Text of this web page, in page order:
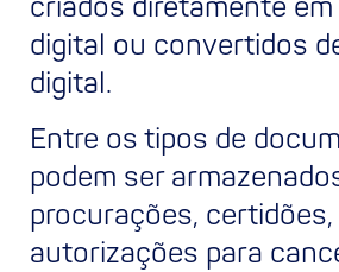
criados diretamente
digital ou convertidos
digital.
Entre os tipos de
podem ser
procurações,
autorizações para